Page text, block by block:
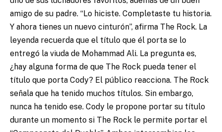
amigo de su padre. “Lo hiciste. Completaste tu historia.
Y ahora tienes un nuevo cinturón”, afirma The Rock. La
leyenda recuerda que el título que él porta se lo
entregó la viuda de Mohammad Ali. La pregunta es,
¿hay alguna forma de que The Rock pueda tener el
título que porta Cody? El público reacciona. The Rock
señala que ha tenido muchos títulos. Sin embargo,
nunca ha tenido ese. Cody le propone portar su título
durante un momento si The Rock le permite portar el